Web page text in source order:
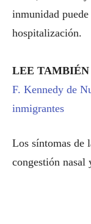
inmunidad
hospitalización.
LEE TAMBIÉN
F. Kennedy de
inmigrantes
Los síntomas de
congestión